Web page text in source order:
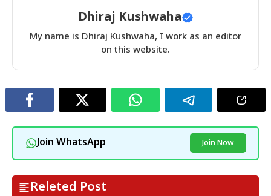
Dhiraj Kushwaha
My name is Dhiraj Kushwaha, I work as an editor
on this website.
Join WhatsApp Join Now
Releted Post